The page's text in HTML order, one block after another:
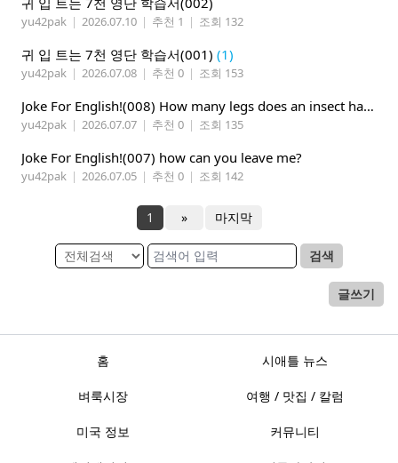
yu42pak | 2026.07.10 | 추천 1 | 조회 132
귀 입 트는 7천 영단 학습서(001) (1)
yu42pak | 2026.07.08 | 추천 0 | 조회 153
Joke For English!(008) How many legs does an insect have?
yu42pak | 2026.07.07 | 추천 0 | 조회 135
Joke For English!(007) how can you leave me?
yu42pak | 2026.07.05 | 추천 0 | 조회 142
1 » 마지막
검색
글쓰기
홈 시애틀 뉴스
벼룩시장 여행 / 맛집 / 칼럼
미국 정보 커뮤니티